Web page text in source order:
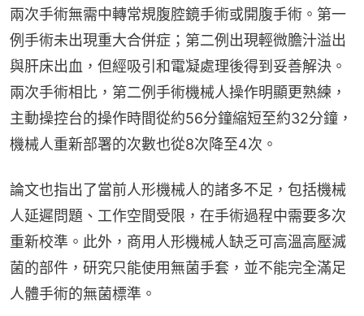
兩次手術無需中轉常規腹腔鏡手術或開腹手術。第一
例手術未出現重大合併症；第二例出現輕微膽汁溢出
與肝床出血，但經吸引和電凝處理後得到妥善解決。
兩次手術相比，第二例手術機械人操作明顯更熟練，
主動操控台的操作時間從約56分鐘縮短至約32分鐘，
機械人重新部署的次數也從8次降至4次。
論文也指出了當前人形機械人的諸多不足，包括機械
人延遲問題、工作空間受限，在手術過程中需要多次
重新校準。此外，商用人形機械人缺乏可高溫高壓滅
菌的部件，研究只能使用無菌手套，並不能完全滿足
人體手術的無菌標準。